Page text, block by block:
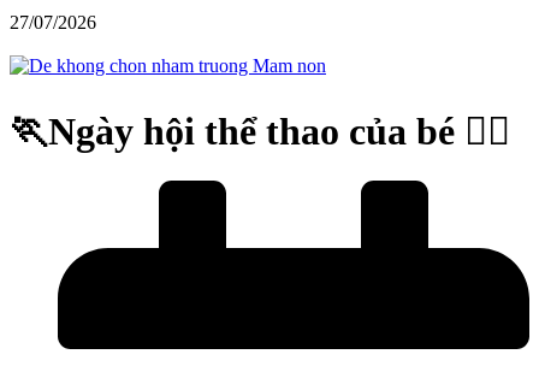
27/07/2026
🏃Ngày hội thể thao của bé 🏃‍♂️